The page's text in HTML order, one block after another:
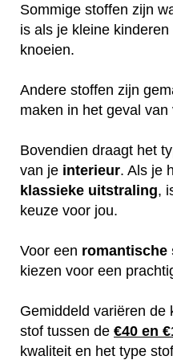
Sommige stoffen zijn
is als je kleine
knoeien.
Andere stoffen zijn
maken in het geval van
Bovendien draagt het
van je interieur. Als je
klassieke uitstraling,
keuze voor jou.
Voor een romantische
kiezen voor een
Gemiddeld variëren de
stof tussen de €40 en
kwaliteit en het type